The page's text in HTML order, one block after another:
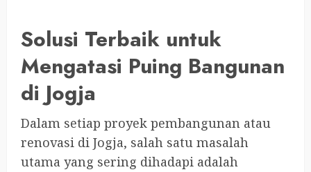
Solusi Terbaik untuk
Mengatasi Puing Bangunan
di Jogja
Dalam setiap proyek pembangunan atau
renovasi di Jogja, salah satu masalah
utama yang sering dihadapi adalah